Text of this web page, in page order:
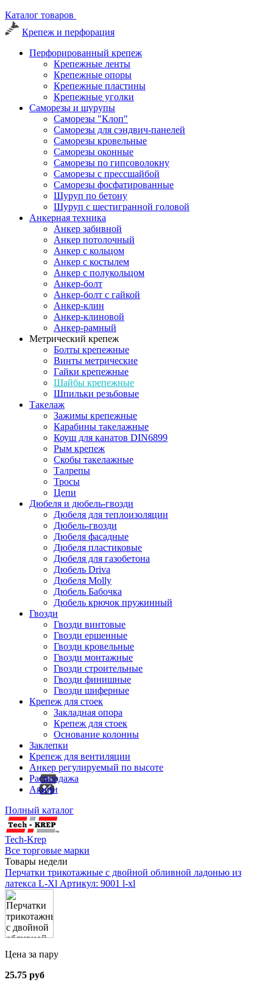
Каталог товаров
Крепеж и перфорация
Перфорированный крепеж
Крепежные ленты
Крепежные опоры
Крепежные пластины
Крепежные уголки
Саморезы и шурупы
Саморезы "Клоп"
Саморезы для сэндвич-панелей
Саморезы кровельные
Саморезы оконные
Саморезы по гипсоволокну
Саморезы с прессшайбой
Саморезы фосфатированные
Шуруп по бетону
Шуруп с шестигранной головой
Анкерная техника
Анкер забивной
Анкер потолочный
Анкер с кольцом
Анкер с костылем
Анкер с полукольцом
Анкер-болт
Анкер-болт с гайкой
Анкер-клин
Анкер-клиновой
Анкер-рамный
Метрический крепеж
Болты крепежные
Винты метрические
Гайки крепежные
Шайбы крепежные
Шпильки резьбовые
Такелаж
Зажимы крепежные
Карабины такелажные
Коуш для канатов DIN6899
Рым крепеж
Скобы такелажные
Талрепы
Тросы
Цепи
Дюбеля и дюбель-гвозди
Дюбеля для теплоизоляции
Дюбель-гвозди
Дюбеля фасадные
Дюбеля пластиковые
Дюбеля для газобетона
Дюбель Driva
Дюбеля Molly
Дюбель Бабочка
Дюбель крючок пружинный
Гвозди
Гвозди винтовые
Гвозди ершенные
Гвозди кровельные
Гвозди монтажные
Гвозди строительные
Гвозди финишные
Гвозди шиферные
Крепеж для стоек
Закладная опора
Крепеж для стоек
Основание колонны
Заклепки
Крепеж для вентиляции
Анкер регулируемый по высоте
Распродажа
Акции
Полный каталог
Tech-Krep
Все торговые марки
Товары недели
Перчатки трикотажные с двойной обливной ладонью из
латекса L-Xl Артикул: 9001 l-xl
Цена за пару
25.75 руб